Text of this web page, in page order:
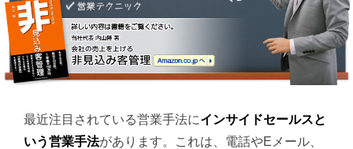
最近注目されている営業手法にインサイドセールスと
いう営業手法があります。これは、電話やEメール、